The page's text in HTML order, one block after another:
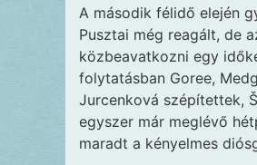
A második félidő elején
Pusztai még reagált, de
közbeavatkozni egy
folytatásban Goree,
Jurcenková szépítettek,
egyszer már meglévő
maradt a kényelmes